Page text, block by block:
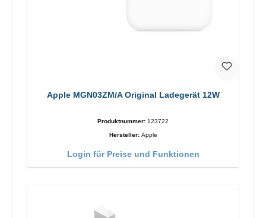
Apple MGN03ZM/A Original Ladegerät 12W
Produktnummer: 123722
Hersteller: Apple
Login für Preise und Funktionen